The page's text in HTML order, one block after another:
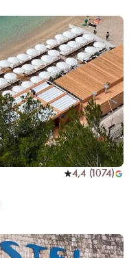
4,4 (1074)